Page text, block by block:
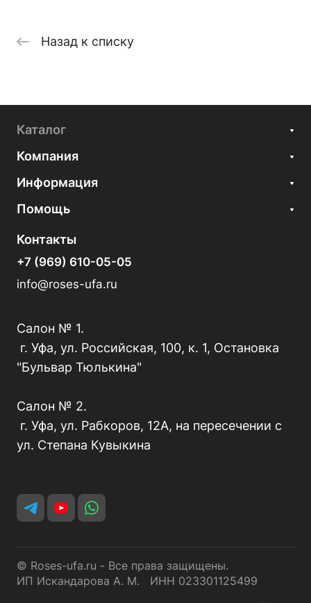
Назад к списку
Каталог
Компания
Информация
Помощь
Контакты
+7 (969) 610-05-05
info@roses-ufa.ru
Салон № 1.
г. Уфа, ул. Российская, 100, к. 1, Остановка
"Бульвар Тюлькина"
Салон № 2.
г. Уфа, ул. Рабкоров, 12А, на пересечении с
ул. Степана Кувыкина
© Roses-ufa.ru - Все права защищены.
ИП Искандарова А. М. ИНН 023301125499